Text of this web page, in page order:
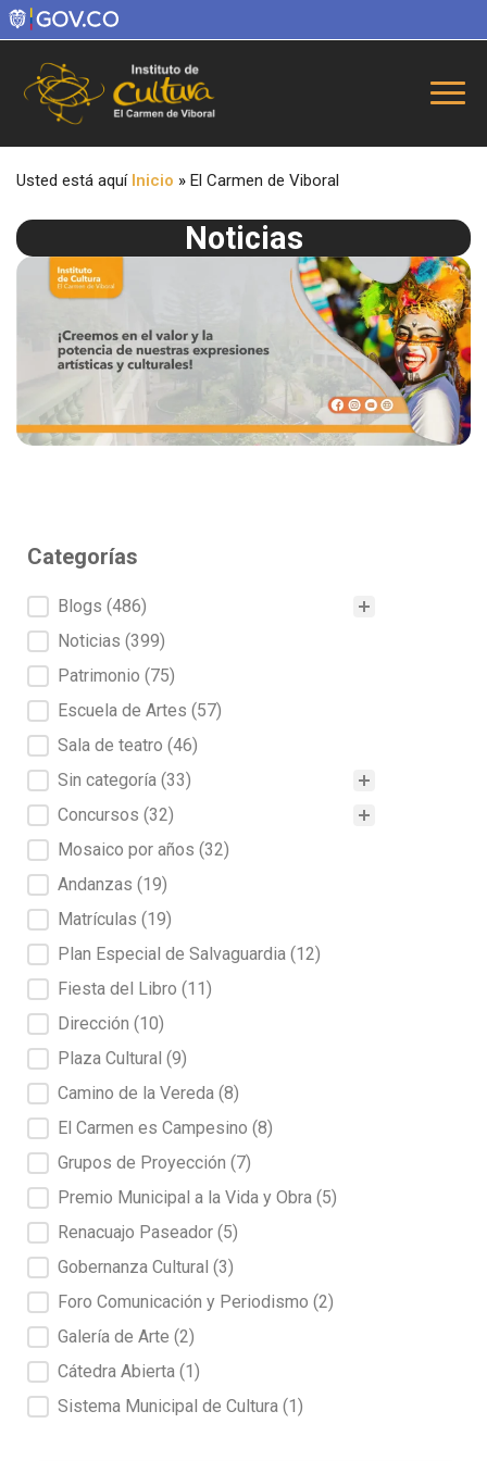
Usted está aquí Inicio » El Carmen de Viboral
Noticias
Categorías
Categorías
Blogs (486)
Noticias (399)
Patrimonio (75)
Escuela de Artes (57)
Sala de teatro (46)
Sin categoría (33)
Concursos (32)
Mosaico por años (32)
Andanzas (19)
Matrículas (19)
Plan Especial de Salvaguardia (12)
Fiesta del Libro (11)
Dirección (10)
Plaza Cultural (9)
Camino de la Vereda (8)
El Carmen es Campesino (8)
Grupos de Proyección (7)
Premio Municipal a la Vida y Obra (5)
Renacuajo Paseador (5)
Gobernanza Cultural (3)
Foro Comunicación y Periodismo (2)
Galería de Arte (2)
Cátedra Abierta (1)
Sistema Municipal de Cultura (1)